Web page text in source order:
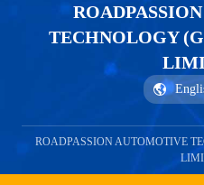
TECHNOLOGY
ROADPASSION AUTOMOTIVE